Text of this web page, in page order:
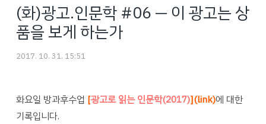
(화)광고.인문학 #06 ― 이 광고는 상
품을 보게 하는가
2017. 10. 31. 15:51
화요일 방과후수업 [광고로 읽는 인문학(2017)](link)에 대한
기록입니다.